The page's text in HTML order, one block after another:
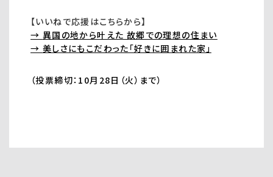
【いいねで応援はこちらから】
→ 異国の地から叶えた 故郷での理想の住まい
→ 美しさにもこだわった「好きに囲まれた家」
（投票締切：10月28日（火）まで）